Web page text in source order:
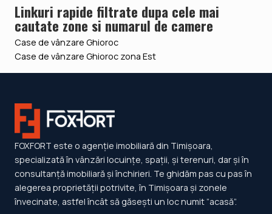
Linkuri rapide filtrate dupa cele mai
cautate zone si numarul de camere
Case de vânzare Ghioroc
Case de vânzare Ghioroc zona Est
FOXFORT este o agenție imobiliară din Timișoara,
specializată în vânzări locuințe, spații, și terenuri, dar și în
consultanță imobiliară și închirieri. Te ghidăm pas cu pas în
alegerea proprietății potrivite, în Timișoara și zonele
învecinate, astfel încât să găsești un loc numit ”acasă”.